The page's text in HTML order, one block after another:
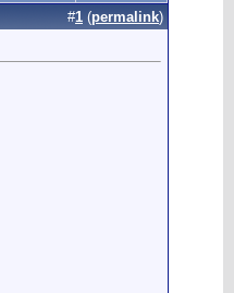
#1 (permalink)